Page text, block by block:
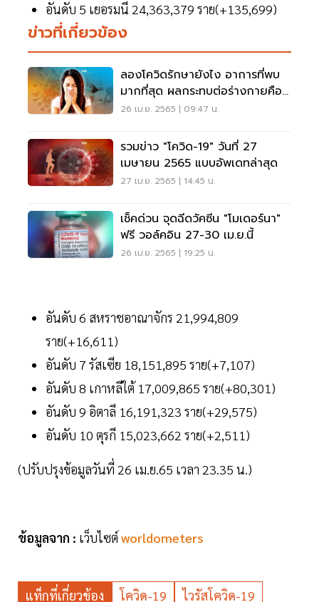
อันดับ 5 เยอรมนี 24,363,379 ราย(+135,699)
ข่าวที่เกี่ยวข้อง
ลองโควิดรักษายังไง อาการที่พบ
มากที่สุด ผลกระทบต่อร่างกายคือ
อะไร อ่านเลย
26 เม.ย. 2565 | 09:47 น.
รวมข่าว "โควิด-19" วันที่ 27
เมษายน 2565 แบบอัพเดทล่าสุด
27 เม.ย. 2565 | 14:45 น.
เช็คด่วน จุดฉีดวัคซีน "โมเดอร์นา"
ฟรี วอล์คอิน 27-30 เม.ย.นี้
26 เม.ย. 2565 | 19:25 น.
อันดับ 6 สหราชอาณาจักร 21,994,809
ราย(+16,611)
อันดับ 7 รัสเซีย 18,151,895 ราย(+7,107)
อันดับ 8 เกาหลีใต้ 17,009,865 ราย(+80,301)
อันดับ 9 อิตาลี 16,191,323 ราย(+29,575)
อันดับ 10 ตุรกี 15,023,662 ราย(+2,511)
(ปรับปรุงข้อมูลวันที่ 26 เม.ย.65 เวลา 23.35 น.)
ข้อมูลจาก : เว็บไซต์ worldometers
แท็กที่เกี่ยวข้อง โควิด-19 ไวรัสโควิด-19